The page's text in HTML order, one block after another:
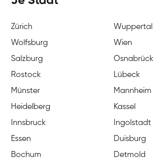
Zürich
Wuppertal
Wolfsburg
Wien
Salzburg
Osnabrück
Rostock
Lübeck
Münster
Mannheim
Heidelberg
Kassel
Innsbruck
Ingolstadt
Essen
Duisburg
Bochum
Detmold